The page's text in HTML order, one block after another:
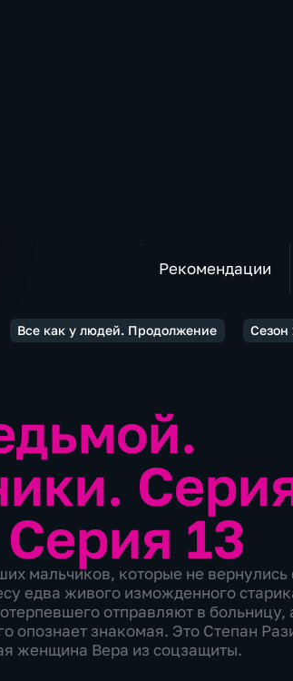
Рекомендации
Все как у людей. Продолжение Сезон
Серия 13
мальчиков, которые не вернулись
едва живого изможденного
отправляют в больницу,
опознает знакомая. Это Степан
женщина Вера из соцзащиты.